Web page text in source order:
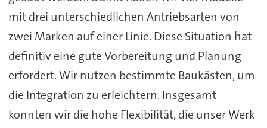
mit drei unterschiedlichen Antriebsarten von
zwei Marken auf einer Linie. Diese Situation hat
definitiv eine gute Vorbereitung und Planung
erfordert. Wir nutzen bestimmte Baukästen, um
die Integration zu erleichtern. Insgesamt
konnten wir die hohe Flexibilität, die unser Werk